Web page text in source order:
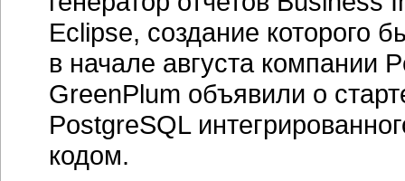
Eclipse, создание которого
в начале августа компании
GreenPlum объявили о
PostgreSQL
кодом.